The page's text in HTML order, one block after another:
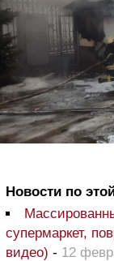
Новости по
супермаркет,
видео) - 12